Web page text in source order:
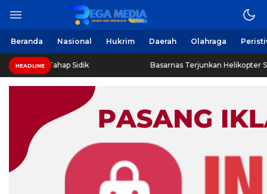
Beranda Nasional Hukrim Daerah Olahraga
HEADLINE
Tahap Sidik Basarnas Terjunkan Helikopter Sisir